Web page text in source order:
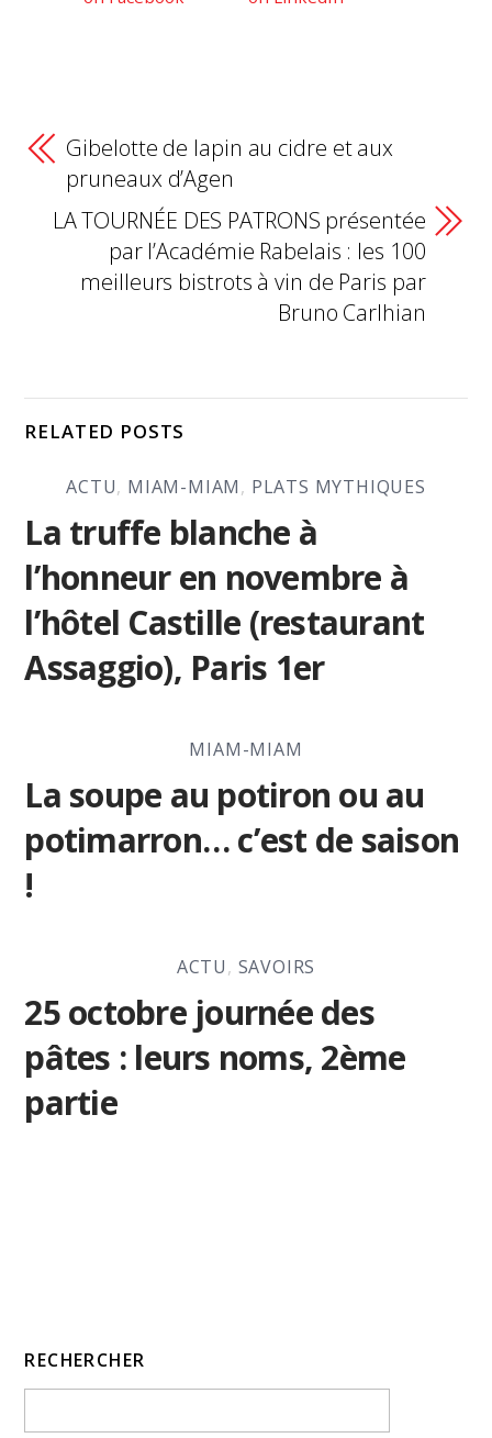
Gibelotte de lapin au cidre et aux
pruneaux d’Agen
LA TOURNÉE DES PATRONS présentée
par l’Académie Rabelais : les 100
meilleurs bistrots à vin de Paris par
Bruno Carlhian
RELATED POSTS
ACTU, MIAM-MIAM, PLATS MYTHIQUES
La truffe blanche à
l’honneur en novembre à
l’hôtel Castille (restaurant
Assaggio), Paris 1er
MIAM-MIAM
La soupe au potiron ou au
potimarron… c’est de saison
!
ACTU, SAVOIRS
25 octobre journée des
pâtes : leurs noms, 2ème
partie
RECHERCHER